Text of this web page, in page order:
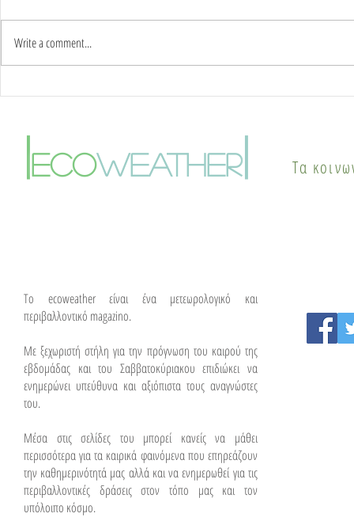
Καύσωνας δύο ημερών:
Πότε αλλάζει το σκηνικό
του καιρού
Γιατί οι
λύσεις
Write a comment...
ecoweather| Τα
To ecoweather είναι ένα μετεωρολογικό και
περιβαλλοντικό magazino.
Με ξεχωριστή στήλη για την πρόγνωση του καιρού της
εβδομάδας και του Σαββατοκύριακου επιδιώκει να
ενημερώνει υπεύθυνα και αξιόπιστα τους αναγνώστες
του.
Μέσα στις σελίδες του μπορεί κανείς να μάθει
περισσότερα για τα καιρικά φαινόμενα που επηρεάζουν
την καθημερινότητά μας αλλά και να ενημερωθεί για τις
περιβαλλοντικές δράσεις στον τόπο μας και τον
υπόλοιπο κόσμο.